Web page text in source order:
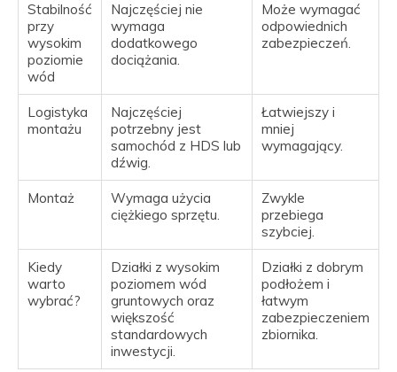
Stabilność
przy
wysokim
poziomie
wód
Najczęściej nie
wymaga
dodatkowego
dociążania.
Może wymagać
odpowiednich
zabezpieczeń.
Logistyka
montażu
Najczęściej
potrzebny jest
samochód z HDS lub
dźwig.
Łatwiejszy i
mniej
wymagający.
Montaż
Wymaga użycia
ciężkiego sprzętu.
Zwykle
przebiega
szybciej.
Kiedy
warto
wybrać?
Działki z wysokim
poziomem wód
gruntowych oraz
większość
standardowych
inwestycji.
Działki z dobrym
podłożem i
łatwym
zabezpieczeniem
zbiornika.